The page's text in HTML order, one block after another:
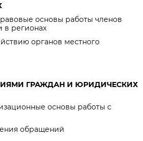
основы работы членов
в регионах
органов местного
ГРАЖДАН И ЮРИДИЧЕСКИХ
основы работы с
обращений